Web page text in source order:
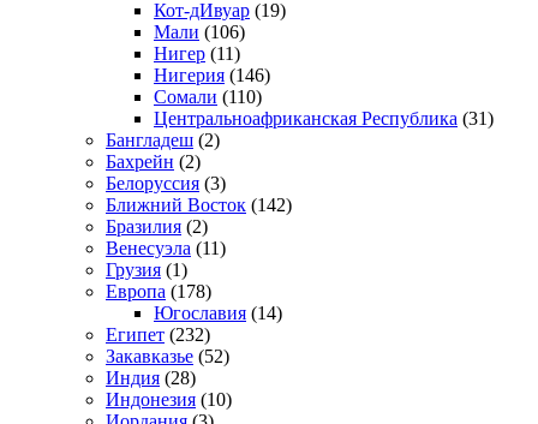
Кот-дИвуар (19)
Мали (106)
Нигер (11)
Нигерия (146)
Сомали (110)
Центральноафриканская Республика (31)
Бангладеш (2)
Бахрейн (2)
Белоруссия (3)
Ближний Восток (142)
Бразилия (2)
Венесуэла (11)
Грузия (1)
Европа (178)
Югославия (14)
Египет (232)
Закавказье (52)
Индия (28)
Индонезия (10)